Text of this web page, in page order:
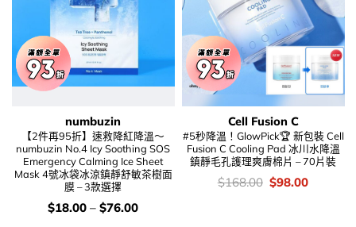
numbuzin
【2件再95折】速救降紅降溫～
numbuzin No.4 Icy Soothing SOS
Emergency Calming Ice Sheet
Mask 4號冰袋冰涼鎮靜舒敏茶樹面
膜 – 3款選擇
價
錢：
$18.00 – $76.00
Cell Fusion C
#5秒降溫！GlowPick🏆 新包裝 Cell
Fusion C Cooling Pad 冰川水降溫
鎮靜毛孔護理爽膚棉片 – 70片裝
價
錢：
$168.00 Original
price
$98.00Current